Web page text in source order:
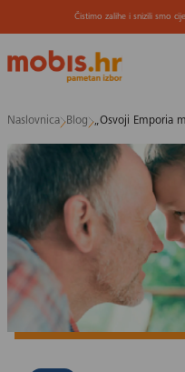
na
sadržaj
Čistimo zalihe i snizili smo
Naslovnica Blog „Osvoji Emporia